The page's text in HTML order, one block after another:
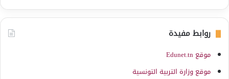
روابط مفيدة
موقع Edunet.tn
موقع وزارة التربية التونسية